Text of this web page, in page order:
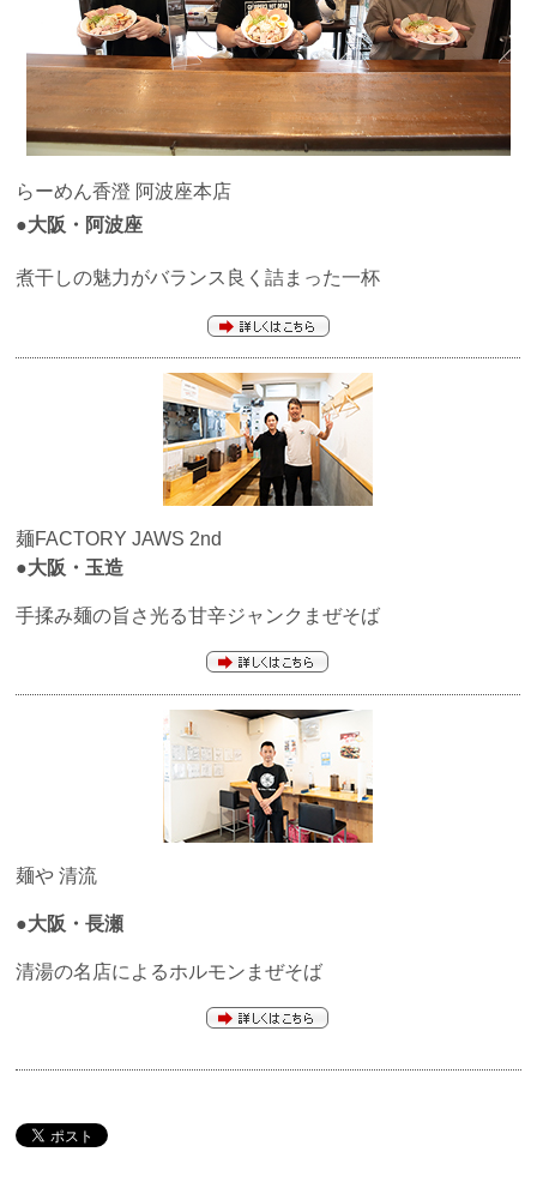
らーめん香澄 阿波座本店
●大阪・阿波座
煮干しの魅力がバランス良く詰まった一杯
麺FACTORY JAWS 2nd
●大阪・玉造
手揉み麺の旨さ光る甘辛ジャンクまぜそば
麺や 清流
●大阪・長瀬
清湯の名店によるホルモンまぜそば